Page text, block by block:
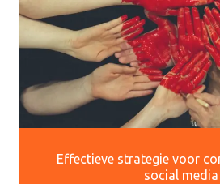
Effectieve strategie voor
social media